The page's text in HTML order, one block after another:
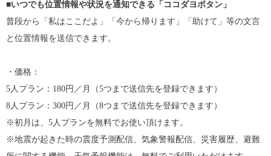
■いつでも位置情報や状況を通知できる「ココダヨボタン」
普段から「私はここだよ」「今から帰ります」「助けて」等の文言
と位置情報を送信できます。
・価格：
5人プラン：180円／月（5つまで送信先を登録できます）
8人プラン：300円／月（8つまで送信先を登録できます）
※初月は、5人プランを無料でお使い頂けます。
※地震が起きた時の震度予測配信、気象警報配信、災害履歴、避難